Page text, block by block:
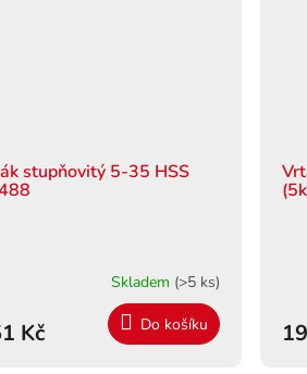
stupňovitý 5-35 HSS
Skladem (>5 ks)
Kč Do košíku